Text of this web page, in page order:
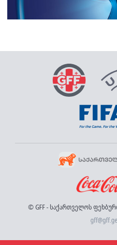
© GFF - საქართველოს
gff@gff.ge